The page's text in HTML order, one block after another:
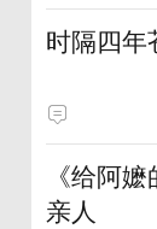
时隔四年
《给阿
亲人